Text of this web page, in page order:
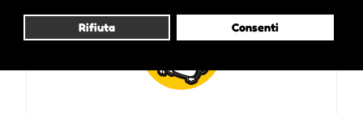
Rifiuta Consenti